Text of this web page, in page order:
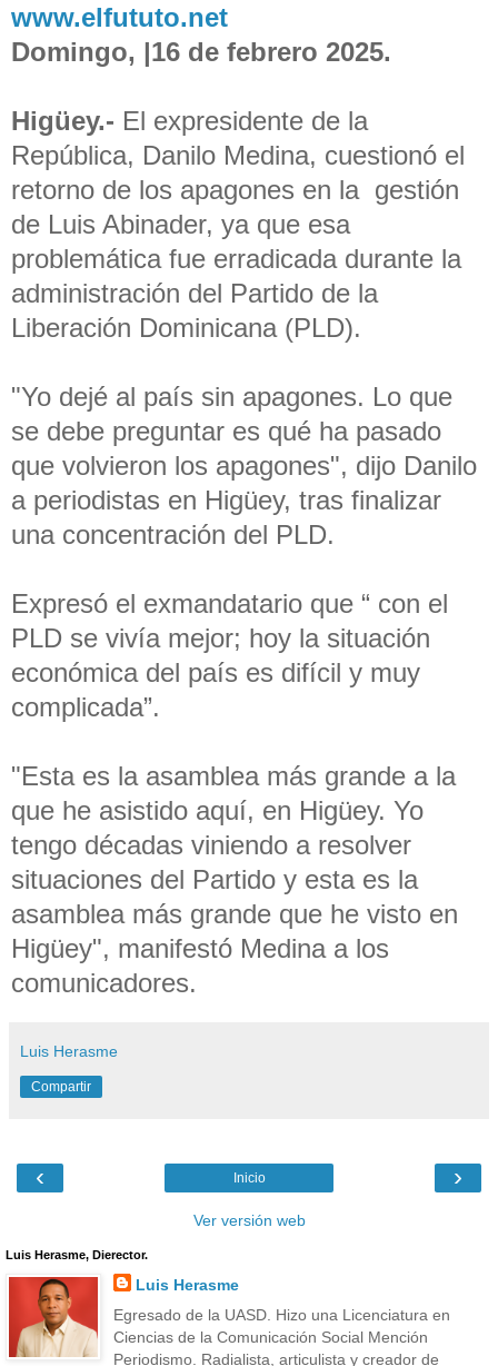
www.elfututo.net
Domingo, |16 de febrero 2025.
Higüey.- El expresidente de la
República, Danilo Medina, cuestionó el
retorno de los apagones en la gestión
de Luis Abinader, ya que esa
problemática fue erradicada durante la
administración del Partido de la
Liberación Dominicana (PLD).
"Yo dejé al país sin apagones. Lo que
se debe preguntar es qué ha pasado
que volvieron los apagones", dijo Danilo
a periodistas en Higüey, tras finalizar
una concentración del PLD.
Expresó el exmandatario que “ con el
PLD se vivía mejor; hoy la situación
económica del país es difícil y muy
complicada”.
"Esta es la asamblea más grande a la
que he asistido aquí, en Higüey. Yo
tengo décadas viniendo a resolver
situaciones del Partido y esta es la
asamblea más grande que he visto en
Higüey", manifestó Medina a los
comunicadores.
Luis Herasme
Compartir
‹ ›
Inicio
Ver versión web
Luis Herasme, Dierector.
Luis Herasme
Egresado de la UASD. Hizo una Licenciatura en
Ciencias de la Comunicación Social Mención
Periodismo. Radialista, articulista y creador de